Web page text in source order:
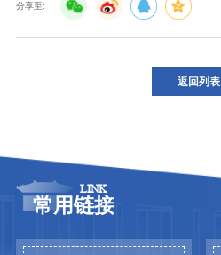
分享至:
返回列表
LINK
常用链接